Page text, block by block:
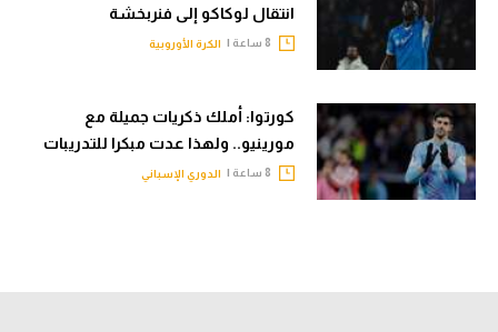
انتقال لوكاكو إلى فنربخشة
الكرة الأوروبية
كورتوا: أملك ذكريات جميلة مع
مورينيو.. ولهذا عدت مبكرا للتدريبات
الدوري الإسباني